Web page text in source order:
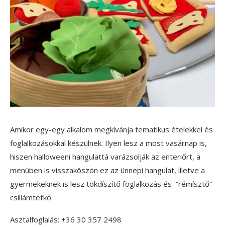
Amikor egy-egy alkalom megkívánja tematikus ételekkel és
foglalkozásokkal készülnek. Ilyen lesz a most vasárnap is,
hiszen halloweeni hangulattá varázsolják az enteriőrt, a
menüben is visszaköszön ez az ünnepi hangulat, illetve a
gyermekeknek is lesz tökdíszítő foglalkozás és “rémísztő”
csillámtetkó.
Asztalfoglalás: +36 30 357 2498